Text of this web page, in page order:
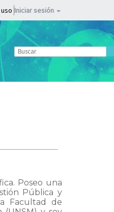
Iniciar sesión
Poseo una
Pública y
Facultad de